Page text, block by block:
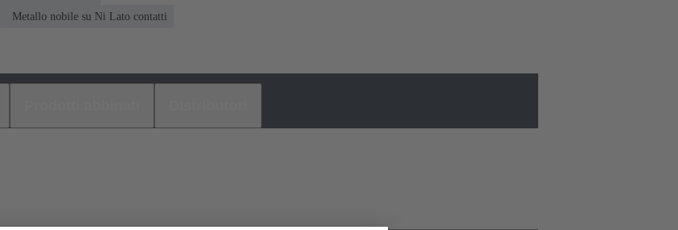
Metallo nobile su Ni Lato contatti